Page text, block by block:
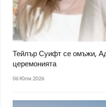
Тейлър Суифт се омъжи,
церемонията
06 Юли 2026